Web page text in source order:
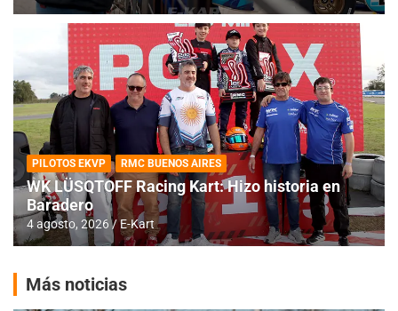
PILOTOS EKVP RMC BUENOS AIRES
WK LÜSQTOFF Racing Kart: Hizo historia en
Baradero
4 agosto, 2026 E-Kart
Más noticias